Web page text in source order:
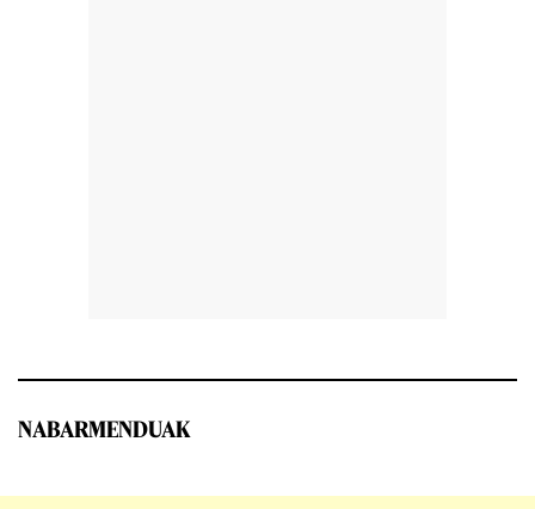
NABARMENDUAK